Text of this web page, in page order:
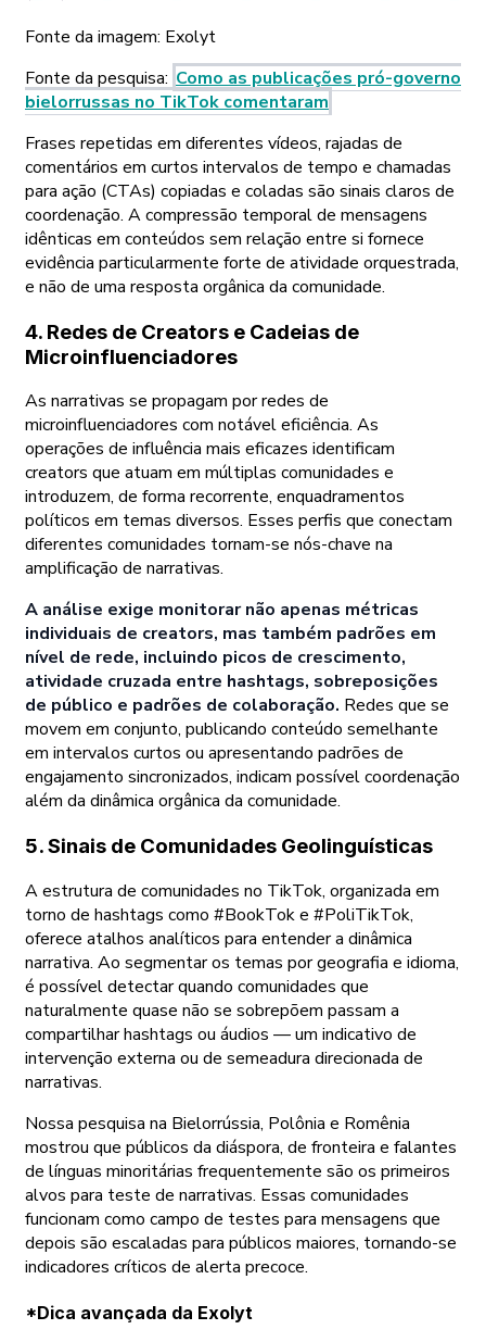
Fonte da imagem: Exolyt
Fonte da pesquisa: Como as publicações pró-governo
bielorrussas no TikTok comentaram
Frases repetidas em diferentes vídeos, rajadas de
comentários em curtos intervalos de tempo e chamadas
para ação (CTAs) copiadas e coladas são sinais claros de
coordenação. A compressão temporal de mensagens
idênticas em conteúdos sem relação entre si fornece
evidência particularmente forte de atividade orquestrada,
e não de uma resposta orgânica da comunidade.
4. Redes de Creators e Cadeias de
Microinfluenciadores
As narrativas se propagam por redes de
microinfluenciadores com notável eficiência. As
operações de influência mais eficazes identificam
creators que atuam em múltiplas comunidades e
introduzem, de forma recorrente, enquadramentos
políticos em temas diversos. Esses perfis que conectam
diferentes comunidades tornam-se nós-chave na
amplificação de narrativas.
A análise exige monitorar não apenas métricas
individuais de creators, mas também padrões em
nível de rede, incluindo picos de crescimento,
atividade cruzada entre hashtags, sobreposições
de público e padrões de colaboração. Redes que se
movem em conjunto, publicando conteúdo semelhante
em intervalos curtos ou apresentando padrões de
engajamento sincronizados, indicam possível coordenação
além da dinâmica orgânica da comunidade.
5. Sinais de Comunidades Geolinguísticas
A estrutura de comunidades no TikTok, organizada em
torno de hashtags como #BookTok e #PoliTikTok,
oferece atalhos analíticos para entender a dinâmica
narrativa. Ao segmentar os temas por geografia e idioma,
é possível detectar quando comunidades que
naturalmente quase não se sobrepõem passam a
compartilhar hashtags ou áudios — um indicativo de
intervenção externa ou de semeadura direcionada de
narrativas.
Nossa pesquisa na Bielorrússia, Polônia e Romênia
mostrou que públicos da diáspora, de fronteira e falantes
de línguas minoritárias frequentemente são os primeiros
alvos para teste de narrativas. Essas comunidades
funcionam como campo de testes para mensagens que
depois são escaladas para públicos maiores, tornando-se
indicadores críticos de alerta precoce.
*Dica avançada da Exolyt